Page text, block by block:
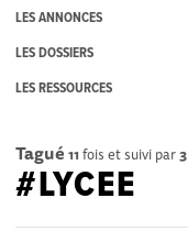
LES ANNONCES
LES DOSSIERS
LES RESSOURCES
Tagué 11 fois et suivi par3
#LYCEE